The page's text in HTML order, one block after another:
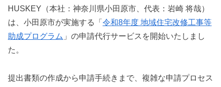
HUSKEY（本社：神奈川県小田原市、代表：岩崎 将哉）
は、小田原市が実施する「 令和8年度 地域住宅改修工事等
助成プログラム 」の申請代行サービスを開始いたしまし
た。
提出書類の作成から申請手続きまで、複雑な申請プロセス